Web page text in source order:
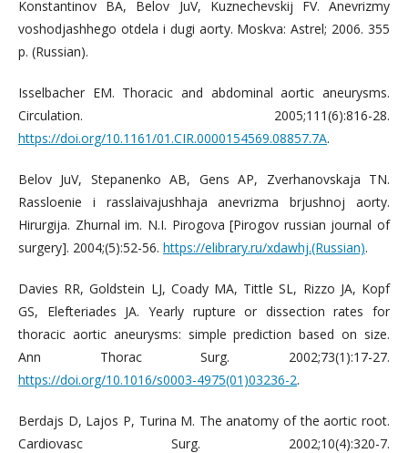
Konstantinov BA, Belov JuV, Kuznechevskij FV. Anevrizmy
voshodjashhego otdela i dugi aorty. Moskva: Astrel; 2006. 355
p. (Russian).
Isselbacher EM. Thoracic and abdominal aortic aneurysms.
Circulation. 2005;111(6):816-28.
https://doi.org/10.1161/01.CIR.0000154569.08857.7A.
Belov JuV, Stepanenko AB, Gens AP, Zverhanovskaja TN.
Rassloenie i rasslaivajushhaja anevrizma brjushnoj aorty.
Hirurgija. Zhurnal im. N.I. Pirogova [Pirogov russian journal of
surgery]. 2004;(5):52-56. https://elibrary.ru/xdawhj.(Russian).
Davies RR, Goldstein LJ, Coady MA, Tittle SL, Rizzo JA, Kopf
GS, Elefteriades JA. Yearly rupture or dissection rates for
thoracic aortic aneurysms: simple prediction based on size.
Ann Thorac Surg. 2002;73(1):17-27.
https://doi.org/10.1016/s0003-4975(01)03236-2.
Berdajs D, Lajos P, Turina M. The anatomy of the aortic root.
Cardiovasc Surg. 2002;10(4):320-7.